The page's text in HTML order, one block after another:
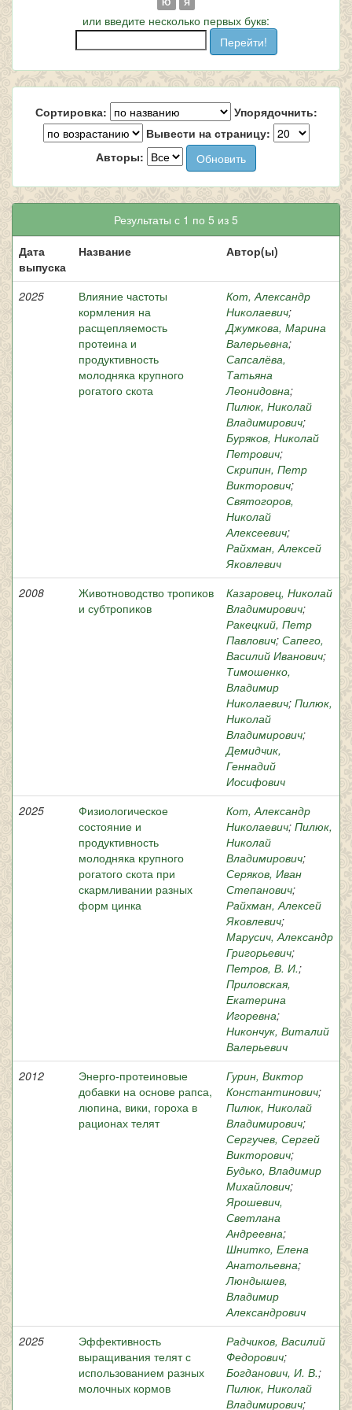
или введите несколько первых букв:
Сортировка:
Упорядочнить:
Вывести на страницу:
Авторы:
Результаты с 1 по 5 из 5
Дата
выпуска
Название Автор(ы)
2025
Влияние частоты
кормления на
расщепляемость
протеина и
продуктивность
молодняка крупного
рогатого скота
Кот, Александр
Николаевич;
Джумкова, Марина
Валерьевна;
Сапсалёва,
Татьяна
Леонидовна;
Пилюк, Николай
Владимирович;
Буряков, Николай
Петрович;
Скрипин, Петр
Викторович;
Святогоров,
Николай
Алексеевич;
Райхман, Алексей
Яковлевич
2008
Животноводство тропиков
и субтропиков
Казаровец, Николай
Владимирович;
Ракецкий, Петр
Павлович; Сапего,
Василий Иванович;
Тимошенко,
Владимир
Николаевич; Пилюк,
Николай
Владимирович;
Демидчик,
Геннадий
Иосифович
2025
Физиологическое
состояние и
продуктивность
молодняка крупного
рогатого скота при
скармливании разных
форм цинка
Кот, Александр
Николаевич; Пилюк,
Николай
Владимирович;
Серяков, Иван
Степанович;
Райхман, Алексей
Яковлевич;
Марусич, Александр
Григорьевич;
Петров, В. И.;
Приловская,
Екатерина
Игоревна;
Никончук, Виталий
Валерьевич
2012
Энерго-протеиновые
добавки на основе рапса,
люпина, вики, гороха в
рационах телят
Гурин, Виктор
Константинович;
Пилюк, Николай
Владимирович;
Сергучев, Сергей
Викторович;
Будько, Владимир
Михайлович;
Ярошевич,
Светлана
Андреевна;
Шнитко, Елена
Анатольевна;
Люндышев,
Владимир
Александрович
2025
Эффективность
выращивания телят с
использованием разных
молочных кормов
Радчиков, Василий
Федорович;
Богданович, И. В.;
Пилюк, Николай
Владимирович;